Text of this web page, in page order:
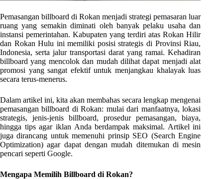
Pemasangan billboard di Rokan menjadi strategi pemasaran luar
ruang yang semakin diminati oleh banyak pelaku usaha dan
instansi pemerintahan. Kabupaten yang terdiri atas Rokan Hilir
dan Rokan Hulu ini memiliki posisi strategis di Provinsi Riau,
Indonesia, serta jalur transportasi darat yang ramai. Kehadiran
billboard yang mencolok dan mudah dilihat dapat menjadi alat
promosi yang sangat efektif untuk menjangkau khalayak luas
secara terus-menerus.
Dalam artikel ini, kita akan membahas secara lengkap mengenai
pemasangan billboard di Rokan: mulai dari manfaatnya, lokasi
strategis, jenis-jenis billboard, prosedur pemasangan, biaya,
hingga tips agar iklan Anda berdampak maksimal. Artikel ini
juga dirancang untuk memenuhi prinsip SEO (Search Engine
Optimization) agar dapat dengan mudah ditemukan di mesin
pencari seperti Google.
Mengapa Memilih Billboard di Rokan?